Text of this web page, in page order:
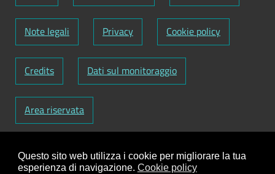
Questo sito web utilizza i cookie per migliorare la tua
esperienza di navigazione. Cookie policy
Note legali Privacy Cookie policy
Credits Dati sul monitoraggio
Area riservata
Codice Fiscale: 82000090751-Partita IVA:
01129720759-Codice Fatturazione elettronica: